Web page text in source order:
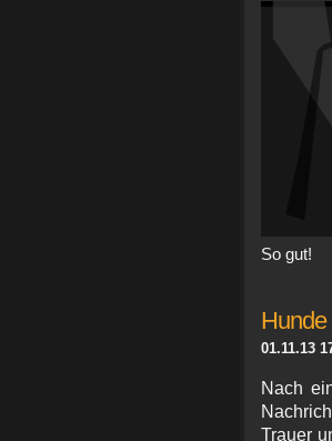
So gut!
01.11.13
Nach
Trauer